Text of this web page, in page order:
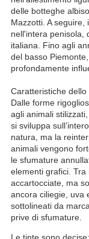
delle botteghe
Mazzotti. A
nell'intera penisola,
italiana. Fino agli
del basso
profondamente
Caratteristiche dello
Dalle forme
agli animali
si sviluppa
natura, ma la
animali vengono
le sfumature
elementi grafici.
accartocciate, ma
ancora ciliegie, uva
sottolineati da
prive di sfumature.